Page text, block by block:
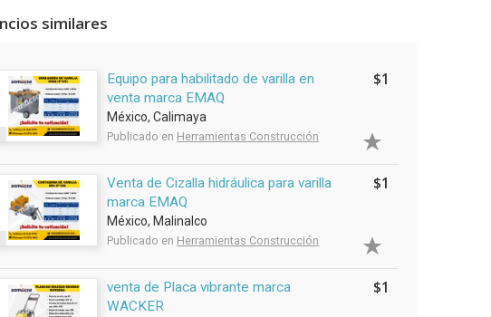
similares
Equipo para habilitado de varilla en
venta marca EMAQ
México, Calimaya
Publicado en Herramientas Construcción
$1
Venta de Cizalla hidráulica para varilla
marca EMAQ
México, Malinalco
Publicado en Herramientas Construcción
$1
venta de Placa vibrante marca
WACKER
$1